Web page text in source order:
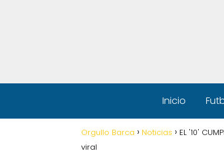
Inicio
Orgullo Barca Noticias
EL '10'
viral